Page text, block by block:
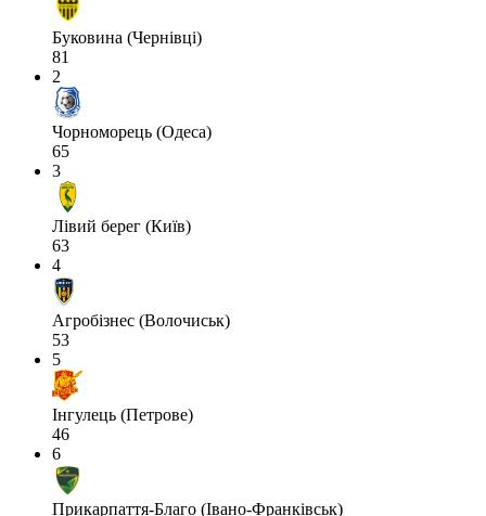
Буковина (Чернівці)
81
2
Чорноморець (Одеса)
65
3
Лівий берег (Київ)
63
4
Агробізнес (Волочиськ)
53
5
Інгулець (Петрове)
46
6
Прикарпаття-Благо (Івано-Франківськ)